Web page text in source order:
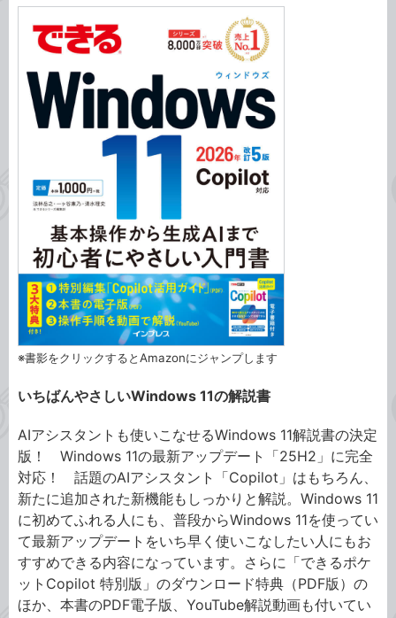
※書影をクリックするとAmazonにジャンプします
いちばんやさしいWindows 11の解説書
AIアシスタントも使いこなせるWindows 11解説書の決定
版！ Windows 11の最新アップデート「25H2」に完全
対応！ 話題のAIアシスタント「Copilot」はもちろん、
新たに追加された新機能もしっかりと解説。Windows 11
に初めてふれる人にも、普段からWindows 11を使ってい
て最新アップデートをいち早く使いこなしたい人にもお
すすめできる内容になっています。さらに「できるポケ
ットCopilot 特別版」のダウンロード特典（PDF版）の
ほか、本書のPDF電子版、YouTube解説動画も付いてい